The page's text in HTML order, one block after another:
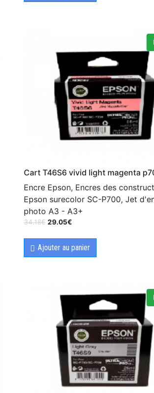
Cart T46S6 vivid light magenta
Encre Epson, Encres des
Epson surecolor SC-P700, Jet
photo A3 - A3+
34.18€ 29.05€
Ajouter au panier